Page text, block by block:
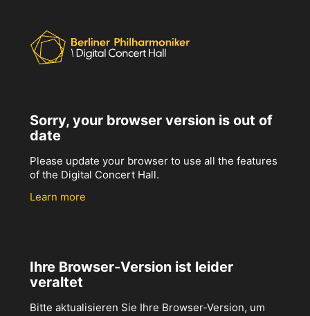
Sorry, your browser version is out of
date
Please update your browser to use all the features
of the Digital Concert Hall.
Learn more
Ihre Browser-Version ist leider
veraltet
Bitte aktualisieren Sie Ihre Browser-Version, um